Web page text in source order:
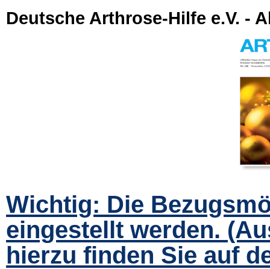
Deutsche Arthrose-Hilfe e.V. -
Wichtig: Die
eingestellt werden.
hierzu finden Sie auf